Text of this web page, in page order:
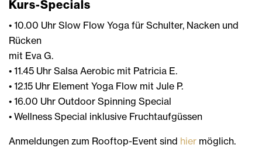
Kurs-Specials
• 10.00 Uhr Slow Flow Yoga für Schulter, Nacken und
Rücken
mit Eva G.
• 11.45 Uhr Salsa Aerobic mit Patricia E.
• 12.15 Uhr Element Yoga Flow mit Jule P.
• 16.00 Uhr Outdoor Spinning Special
• Wellness Special inklusive Fruchtaufgüssen
Anmeldungen zum Rooftop-Event sind hier möglich.